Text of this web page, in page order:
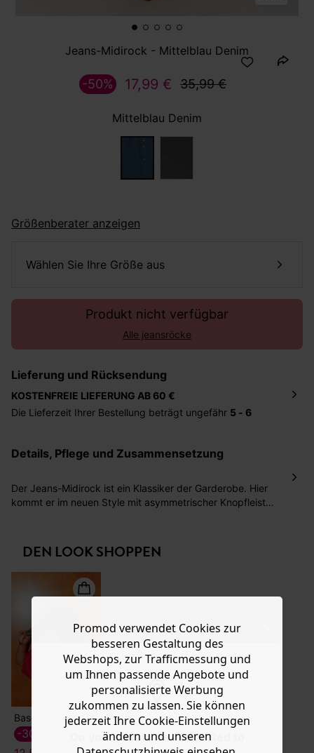
Do you want to be redirected to
Jeans-Midirock - Mittelblau Denim
17,99 € 35,99 €
-50%
Mittelblau Denim
Größenberater anzeigen
Wählen Sie Ihre Größe aus
Produkt nicht verfügbar
Alle jeansröcke
Lieferung und Rücksendung
KOSTENFREIE LIEFERUNG AB 60 €
Die Lieferzeit Ihrer Bestellung beträgt ungefähr 5 - 6
betragen 2,95 Euro bei einem Bestellwert von unter 60
Sie haben das Recht binnen 30 Tagennach Erhalt der
Details, Pflege und Zusammensetzung
Der Jeans-Midirock ist ein Klassiker der Garderobe. Hier
kommt er im neuen Style mit asymmetrischer Knopfleiste
Bleistiftschnitt hat Nietenknöpfe, einen geraden Saum
mit Schlitz vorne und kontrastfarbene Nähte. Enthält
recycelte Baumwollfasern.
DEN LOOK SHOPPEN
Basecap mit Leomuster
-30%
Promod verwendet Cookies zur
besseren Gestaltung des
Webshops, zur Trafficmessung und
um Ihnen passende Angebote und
personalisierte Werbung
zukommen zu lassen. Sie können
jederzeit Ihre Cookie-Einstellungen
ändern und unseren